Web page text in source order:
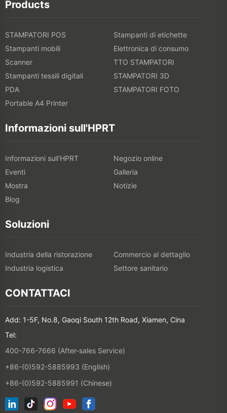
Products
STAMPATORI POS
Stampanti di etichette
Stampanti mobili
Elettronica di consumo
Scanner
TTO STAMPATORI
Stampanti tessili digitali
STAMPATORI 3D
PDA
STAMPATORI FOTO
Portable A4 Printer
Informazioni sull'HPRT
Informazioni sull'HPRT
Negozio online
Eventi
Galleria
Mostra
Notizie
Blog
Soluzioni
Industria della ristorazione
Commercio al dettaglio
Industria logistica
Settore sanitario
CONTATTACI
Add: 1-5F, No.8, Gaoqi South 12th Road, Xiamen, Cina
Tel:
400-766-7666 (After-sales Service)
+86-(0)592-5885993 (English)
+86-(0)592-5885991 (Chinese)